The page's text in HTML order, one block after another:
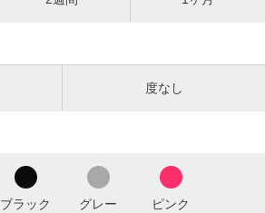
度なし
ブラック グレー ピンク